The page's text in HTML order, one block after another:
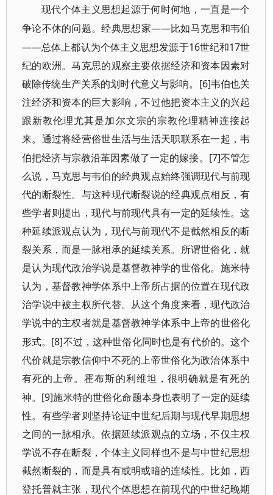
现代个体主义思想起源于何时何地，一直是一个
争论不休的问题。经典思想家——比如马克思和韦伯
——总体上都认为个体主义思想发源于16世纪和17世
纪的欧洲。马克思的观察主要依据经济和资本因素对
破除传统生产关系的划时代意义与影响。[6]韦伯也关
注经济和资本的巨大影响，不过他把资本主义的兴起
跟新教伦理尤其是加尔文宗的宗教伦理精神连接起
来。通过将经营俗世生活与生活天职联系在一起，韦
伯把经济与宗教沿革因素做了一定的嫁接。 [7]不管怎
么说，马克思与韦伯的经典观点始终强调现代与前现
代的断裂性。与这种现代断裂说的经典观点相反，有
些学者则提出，现代与前现代具有一定的延续性。这
种延续派观点认为，现代与前现代不是截然相反的断
裂关系，而是一脉相承的延续关系。所谓世俗化，就
是认为现代政治学说是基督教神学的世俗化。施米特
认为，基督教神学体系中上帝所占据的位置在现代政
治学说中被主权所代替。从这个角度来看，现代政治
学说中的主权者就是基督教神学体系中上帝的世俗化
形式。 [8]不过，这种世俗化同时也是有代价的。这个
代价就是宗教信仰中不死的上帝世俗化为政治体系中
有死的上帝。霍布斯的利维坦，很明确就是有死的
神。 [9]施米特的世俗化命题本身也表明了一定的延续
性。有些学者则坚持论证中世纪后期与现代早期思想
之间的一脉相承。依据延续派观点的立场，不仅主权
学说不存在断裂，个体主义同样也不是与中世纪思想
截然断裂的，而是具有或明或暗的连续性。比如，西
登托普就主张，现代个体思想在前现代的中世纪晚期